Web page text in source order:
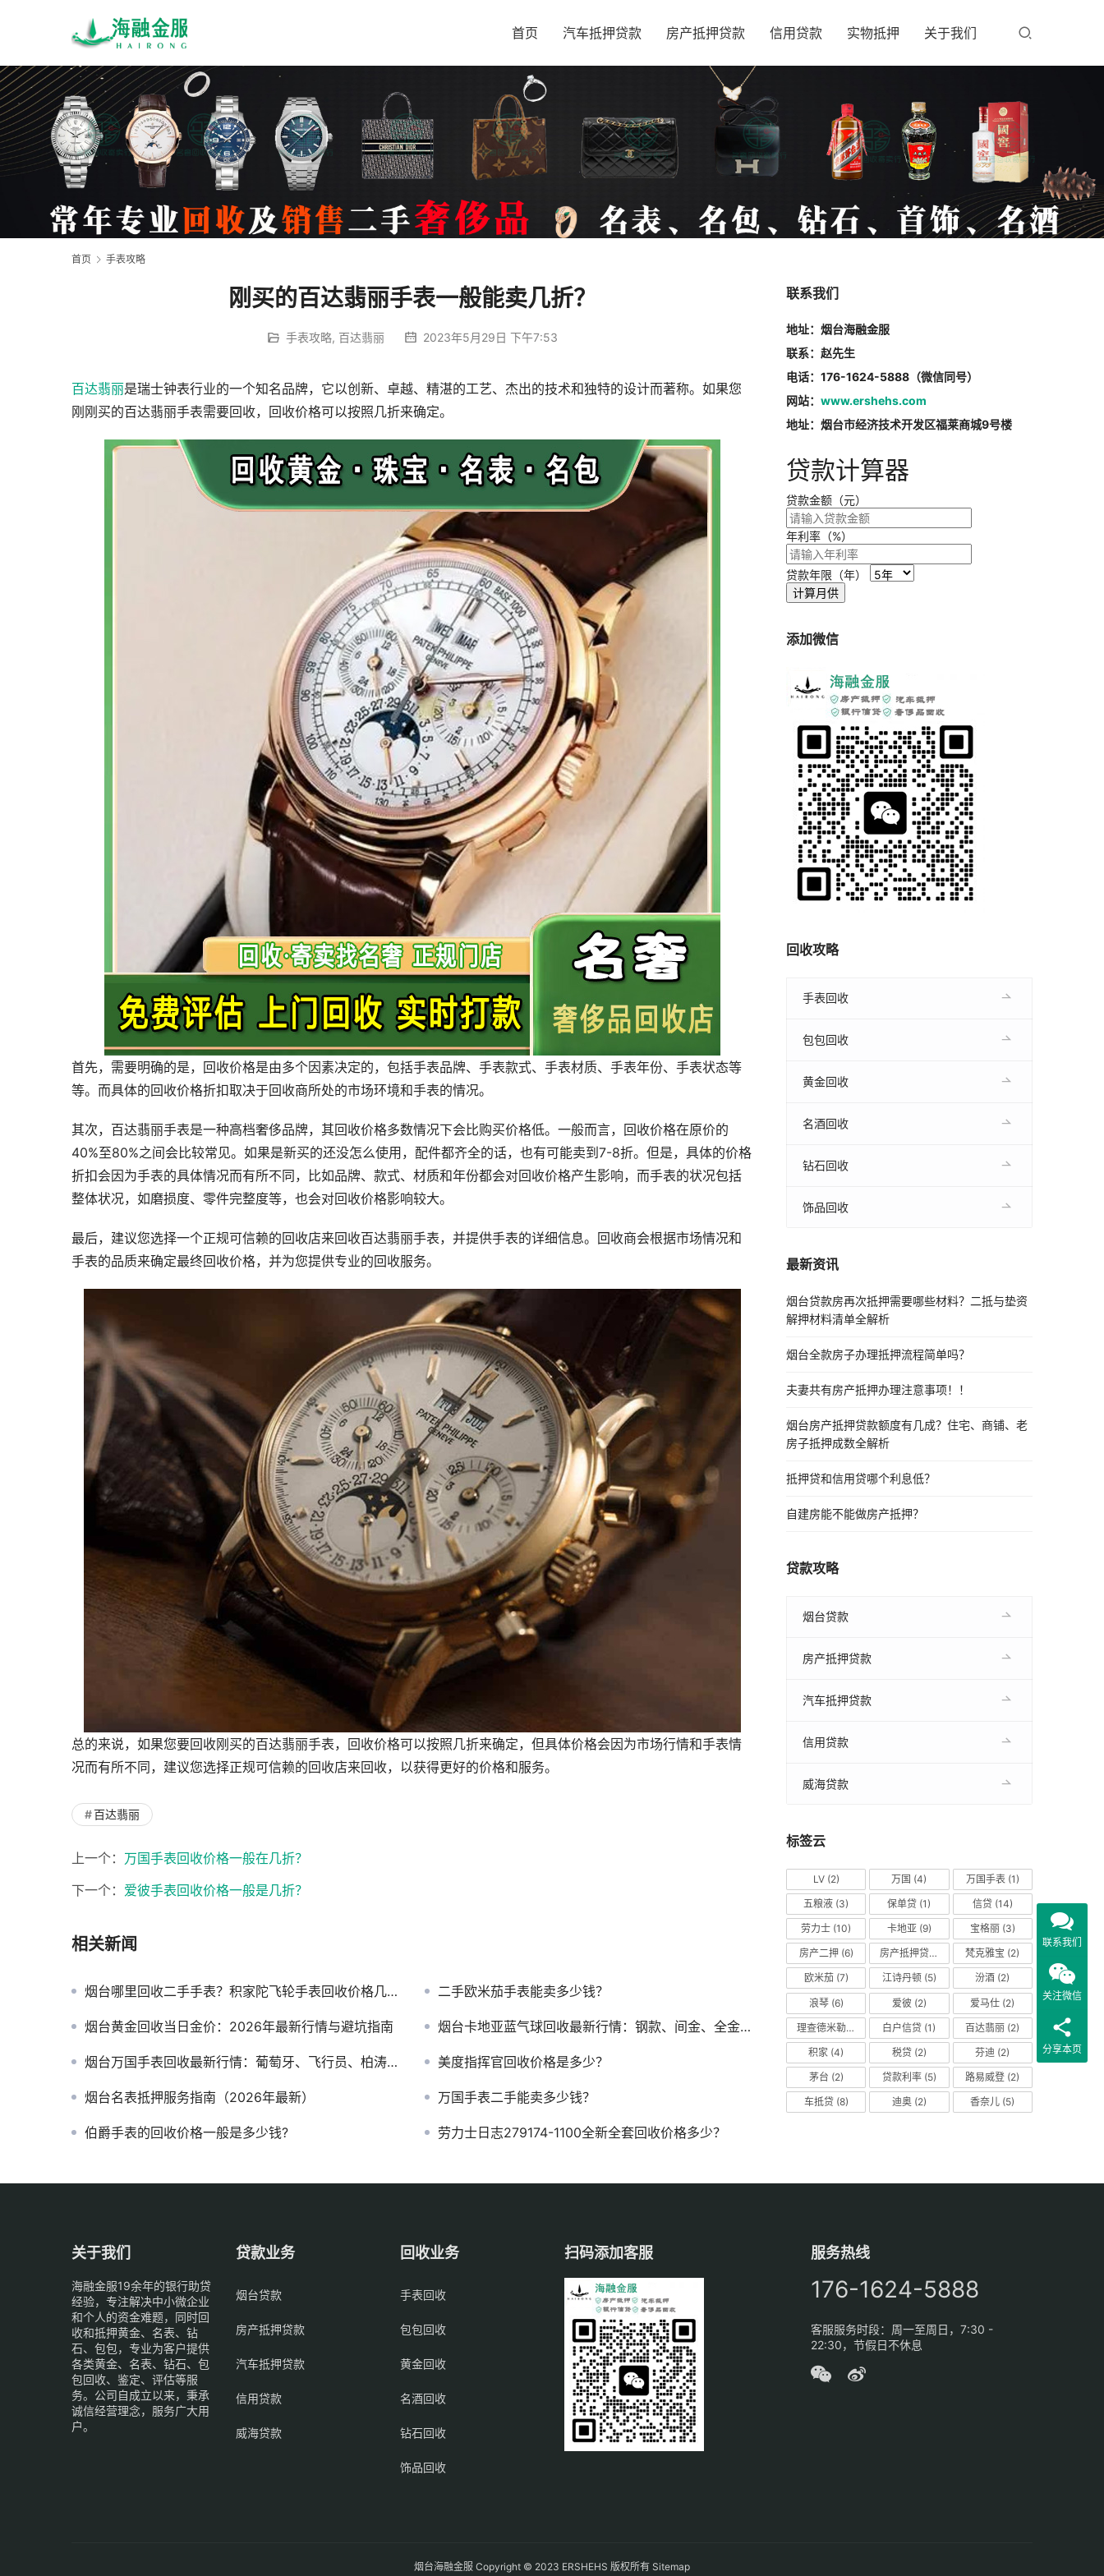
首页 汽车抵押贷款 房产抵押贷款 信用贷款 实物抵押 关于我们
首页 手表攻略
刚买的百达翡丽手表一般能卖几折？
手表攻略, 百达翡丽 2023年5月29日 下午7:53
百达翡丽是瑞士钟表行业的一个知名品牌，它以创新、卓越、精湛的工艺、杰出的技术和独特的设计而著称。如果您
刚刚买的百达翡丽手表需要回收，回收价格可以按照几折来确定。
首先，需要明确的是，回收价格是由多个因素决定的，包括手表品牌、手表款式、手表材质、手表年份、手表状态等
等。而具体的回收价格折扣取决于回收商所处的市场环境和手表的情况。
其次，百达翡丽手表是一种高档奢侈品牌，其回收价格多数情况下会比购买价格低。一般而言，回收价格在原价的
40%至80%之间会比较常见。如果是新买的还没怎么使用，配件都齐全的话，也有可能卖到7-8折。但是，具体的价格
折扣会因为手表的具体情况而有所不同，比如品牌、款式、材质和年份都会对回收价格产生影响，而手表的状况包括
整体状况，如磨损度、零件完整度等，也会对回收价格影响较大。
最后，建议您选择一个正规可信赖的回收店来回收百达翡丽手表，并提供手表的详细信息。回收商会根据市场情况和
手表的品质来确定最终回收价格，并为您提供专业的回收服务。
总的来说，如果您要回收刚买的百达翡丽手表，回收价格可以按照几折来确定，但具体价格会因为市场行情和手表情
况而有所不同，建议您选择正规可信赖的回收店来回收，以获得更好的价格和服务。
百达翡丽
上一个： 万国手表回收价格一般在几折？
下一个： 爱彼手表回收价格一般是几折？
相关新闻
烟台哪里回收二手手表？积家陀飞轮手表回收价格几折？ 二手欧米茄手表能卖多少钱？
烟台黄金回收当日金价：2026年最新行情与避坑指南 烟台卡地亚蓝气球回收最新行情：钢款、间金、全金款值多少钱？
烟台万国手表回收最新行情：葡萄牙、飞行员、柏涛菲诺能值多少钱？ 美度指挥官回收价格是多少？
烟台名表抵押服务指南（2026年最新） 万国手表二手能卖多少钱？
伯爵手表的回收价格一般是多少钱? 劳力士日志279174-1100全新全套回收价格多少？
联系我们
地址：烟台海融金服
联系：赵先生
电话：176-1624-5888（微信同号）
网站： www.ershehs.com
地址：烟台市经济技术开发区福莱商城9号楼
贷款计算器
贷款金额（元）
年利率（%）
贷款年限（年）
计算月供
添加微信
回收攻略
手表回收
包包回收
黄金回收
名酒回收
钻石回收
饰品回收
最新资讯
烟台贷款房再次抵押需要哪些材料？二抵与垫资
解押材料清单全解析
烟台全款房子办理抵押流程简单吗？
夫妻共有房产抵押办理注意事项！！
烟台房产抵押贷款额度有几成？住宅、商铺、老
房子抵押成数全解析
抵押贷和信用贷哪个利息低？
自建房能不能做房产抵押？
贷款攻略
烟台贷款
房产抵押贷款
汽车抵押贷款
信用贷款
威海贷款
标签云
LV(2) 万国 (4) 万国手表(1)
五粮液 (3) 保单贷 (1) 信贷(14)
劳力士 (10) 卡地亚(9) 宝格丽(3)
房产二押(6) 房产抵押贷款 梵克雅宝 (2)
欧米茄(7) 江诗丹顿(5) 汾酒 (2)
浪琴(6) 爱彼 (2) 爱马仕 (2)
理查德米勒
(2) 白户信贷 (1) 百达翡丽 (2)
积家 (4) 税贷(2) 芬迪 (2)
茅台 (2) 贷款利率(5) 路易威登 (2)
车抵贷(8) 迪奥(2) 香奈儿 (5)
关于我们
海融金服19余年的银行助贷
经验，专注解决中小微企业
和个人的资金难题，同时回
收和抵押黄金、名表、钻
石、包包，专业为客户提供
各类黄金、名表、钻石、包
包回收、鉴定、评估等服
务。公司自成立以来，秉承
诚信经营理念，服务广大用
户。
贷款业务
烟台贷款
房产抵押贷款
汽车抵押贷款
信用贷款
威海贷款
回收业务
手表回收
包包回收
黄金回收
名酒回收
钻石回收
饰品回收
扫码添加客服 服务热线
176-1624-5888
客服服务时段：周一至周日，7:30 -
22:30，节假日不休息
烟台海融金服 Copyright © 2023 ERSHEHS 版权所有 Sitemap
联系我们
关注微信
分享本页